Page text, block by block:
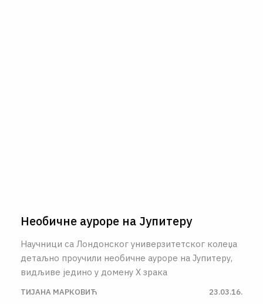
Необичне ауроре на Јупитеру
Научници са Лондонског универзитетског колеџа
детаљно проучили необичне ауроре на Јупитеру,
видљиве једино у домену X зрака
ТИЈАНА МАРКОВИЋ 23.03.16.